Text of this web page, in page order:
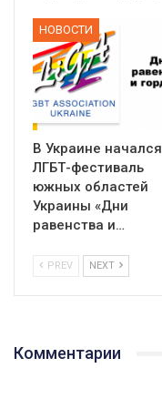
НОВОСТИ
В Украине начался
ЛГБТ-фестиваль
южных областей
Украины «Дни
равенства и…
PREV NEXT
Комментарии